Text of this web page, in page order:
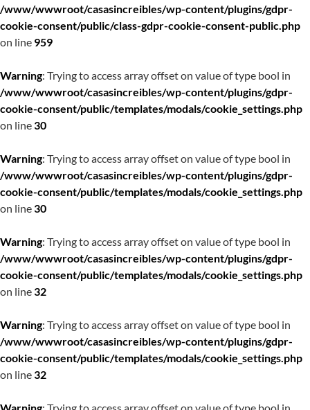
/www/wwwroot/casasincreibles/wp-content/plugins/gdpr-
cookie-consent/public/class-gdpr-cookie-consent-public.php
on line 959
Warning: Trying to access array offset on value of type bool in
/www/wwwroot/casasincreibles/wp-content/plugins/gdpr-
cookie-consent/public/templates/modals/cookie_settings.php
on line30
Warning: Trying to access array offset on value of type bool in
/www/wwwroot/casasincreibles/wp-content/plugins/gdpr-
cookie-consent/public/templates/modals/cookie_settings.php
on line30
Warning: Trying to access array offset on value of type bool in
/www/wwwroot/casasincreibles/wp-content/plugins/gdpr-
cookie-consent/public/templates/modals/cookie_settings.php
on line32
Warning: Trying to access array offset on value of type bool in
/www/wwwroot/casasincreibles/wp-content/plugins/gdpr-
cookie-consent/public/templates/modals/cookie_settings.php
on line32